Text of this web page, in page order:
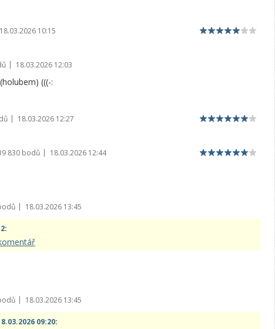
18.03.2026 10:15
| 18.03.2026 12:03
(((-:
| 18.03.2026 12:27
830 bodů | 18.03.2026 12:44
| 18.03.2026 13:45
:
| 18.03.2026 13:45
09:20: